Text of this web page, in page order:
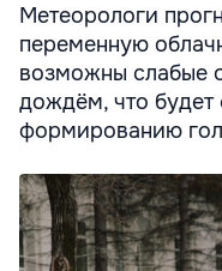
Метеорологи
переменную
возможны слабые
дождём, что будет
формированию